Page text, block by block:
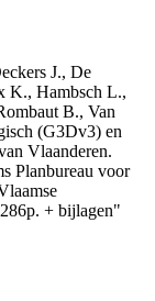
J., De
K., Hambsch L.,
B., Van
(G3Dv3) en
Vlaanderen.
Planbureau voor
+ bijlagen"